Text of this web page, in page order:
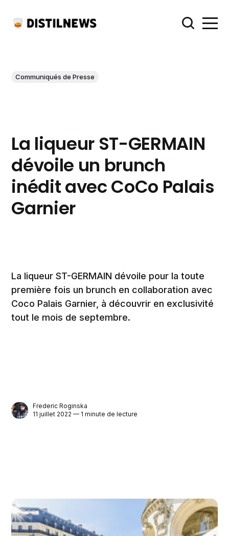
Communiqués de Presse
La liqueur ST-GERMAIN
dévoile un brunch
inédit avec CoCo Palais
Garnier
La liqueur ST-GERMAIN dévoile pour la toute
première fois un brunch en collaboration avec
Coco Palais Garnier, à découvrir en exclusivité
tout le mois de septembre.
Frederic Roginska
11 juillet 2022 — 1 minute de lecture